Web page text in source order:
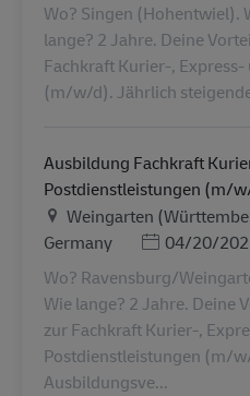
Wo? Singen (Hohentwiel).
lange? 2 Jahre. Deine
Fachkraft Kurier-,
(m/w/d). Jährlich
Ausbildung Fachkraft
Postdienstleistungen (m/
Τοποθεσία
Weingarten
Germany
Ημερομηνία
04/20/
Wo? Ravensburg/
Wie lange? 2 Jahre. Deine
zur Fachkraft Kurier-,
Postdienstleistungen (m/
Ausbildungsve...